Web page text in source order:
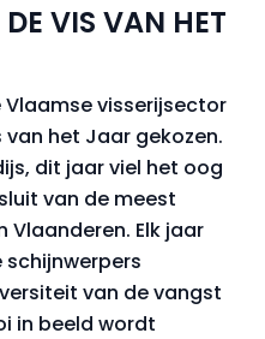
VIS VAN HET
Vlaamse visserijsector
het Jaar gekozen.
dit jaar viel het oog
van de meest
Elk jaar
van de vangst
in beeld wordt